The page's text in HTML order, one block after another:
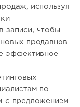
используя
записи, чтобы
продавцов
эффективное
по
с предложением